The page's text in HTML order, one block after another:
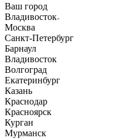
Ваш город
Владивосток
Москва
Санкт-Петербург
Барнаул
Владивосток
Волгоград
Екатеринбург
Казань
Краснодар
Красноярск
Курган
Мурманск